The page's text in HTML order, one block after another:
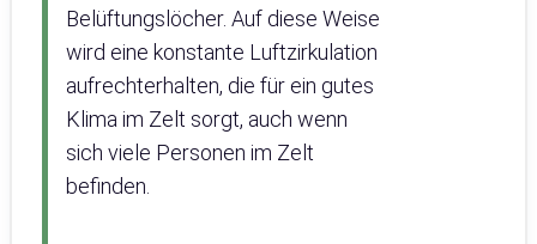
Belüftungslöcher. Auf diese Weise
wird eine konstante Luftzirkulation
aufrechterhalten, die für ein gutes
Klima im Zelt sorgt, auch wenn
sich viele Personen im Zelt
befinden.